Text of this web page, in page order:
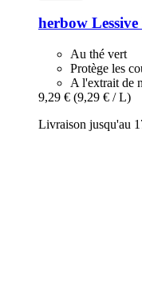
herbow
Au thé vert
Protège les
A l'extrait de
9,29 € (9,29 € / L)
Livraison jusqu'au